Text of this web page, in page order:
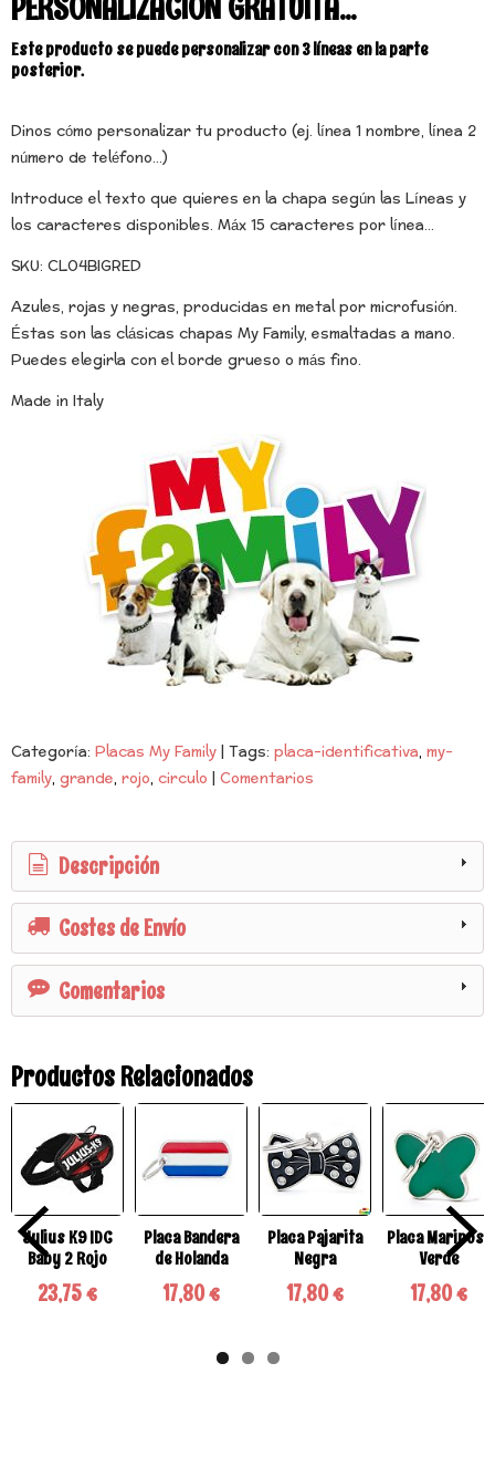
Este producto se puede personalizar con 3 líneas en la parte
posterior.
Dinos cómo personalizar tu producto (ej. línea 1 nombre, línea 2
número de teléfono...)
Introduce el texto que quieres en la chapa según las Líneas y
los caracteres disponibles. Máx 15 caracteres por línea...
SKU: CL04BIGRED
Azules, rojas y negras, producidas en metal por microfusión.
Éstas son las clásicas chapas My Family, esmaltadas a mano.
Puedes elegirla con el borde grueso o más fino.
Made in Italy
Categoría: Placas My Family| Tags: placa-identificativa my-
family grande rojo circulo | Comentarios
Descripción
Costes de Envío
Comentarios
Productos Relacionados
Julius K9 IDC
Baby 2 Rojo
23,75 €
Placa Bandera
de Holanda
17,80 €
Placa Pajarita
Negra
17,80 €
Placa Mariposa
Verde
17,80 €